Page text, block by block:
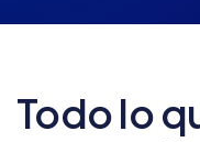
Todo lo